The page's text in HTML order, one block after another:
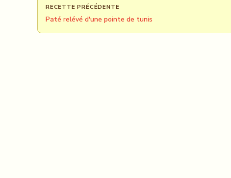
RECETTE PRÉCÉDENTE
Paté relévé d'une pointe de tunis